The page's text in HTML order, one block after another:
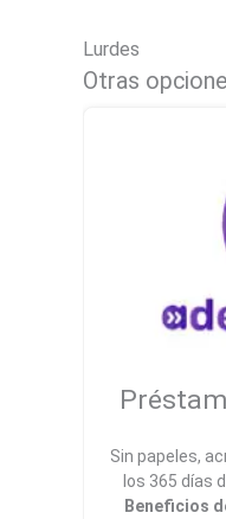
Lurdes
Otras
Sin papeles,
los 365 días
Beneficios